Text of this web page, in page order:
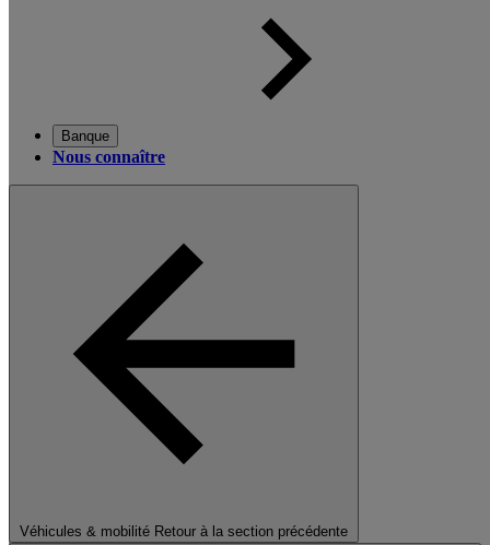
Banque
Nous connaître
Véhicules & mobilité Retour à la section précédente